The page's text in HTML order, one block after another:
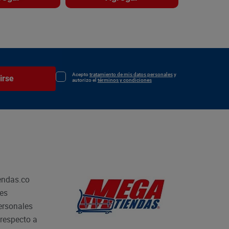
Aceptotratamiento de mis datos personalesy
autorizo el términos y condiciones
a